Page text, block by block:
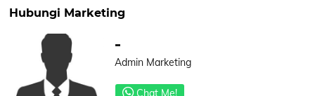
Hubungi Marketing
-
Admin Marketing
Chat Me!